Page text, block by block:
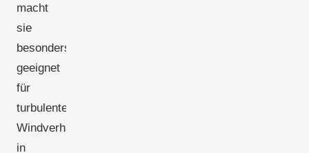
macht
sie
besonders
geeignet
für
turbulente
Windverhältnisse
in